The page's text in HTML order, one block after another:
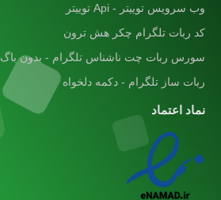
وب سرویس توییتر - Api توییتر
کد ربات تلگرام چکر هش ترون
سورس ربات چت ناشناس تلگرام - بدون باگ 2024
ربات ساز تلگرام - دکمه دلخواه
نماد اعتماد